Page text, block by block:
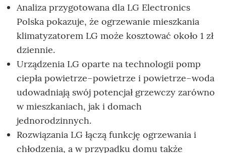
Analiza przygotowana dla LG Electronics
Polska pokazuje, że ogrzewanie mieszkania
klimatyzatorem LG może kosztować około 1 zł
dziennie.
Urządzenia LG oparte na technologii pomp
ciepła powietrze–powietrze i powietrze–woda
udowadniają swój potencjał grzewczy zarówno
w mieszkaniach, jak i domach
jednorodzinnych.
Rozwiązania LG łączą funkcję ogrzewania i
chłodzenia, a w przypadku domu także